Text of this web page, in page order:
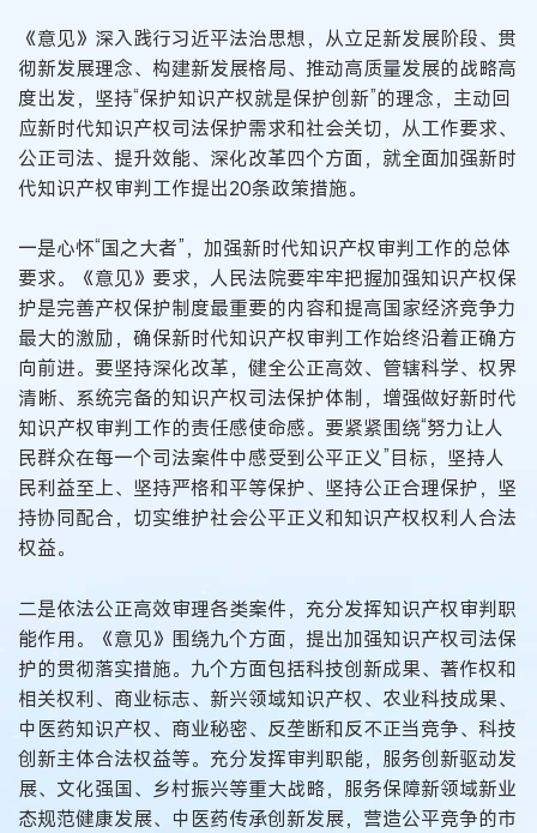
《意见》深入践行习近平法治思想，从立足新发展阶段、贯
彻新发展理念、构建新发展格局、推动高质量发展的战略高
度出发，坚持“保护知识产权就是保护创新”的理念，主动回
应新时代知识产权司法保护需求和社会关切，从工作要求、
公正司法、提升效能、深化改革四个方面，就全面加强新时
代知识产权审判工作提出20条政策措施。
一是心怀“国之大者”，加强新时代知识产权审判工作的总体
要求。《意见》要求，人民法院要牢牢把握加强知识产权保
护是完善产权保护制度最重要的内容和提高国家经济竞争力
最大的激励，确保新时代知识产权审判工作始终沿着正确方
向前进。要坚持深化改革，健全公正高效、管辖科学、权界
清晰、系统完备的知识产权司法保护体制，增强做好新时代
知识产权审判工作的责任感使命感。要紧紧围绕“努力让人
民群众在每一个司法案件中感受到公平正义”目标，坚持人
民利益至上、坚持严格和平等保护、坚持公正合理保护，坚
持协同配合，切实维护社会公平正义和知识产权权利人合法
权益。
二是依法公正高效审理各类案件，充分发挥知识产权审判职
能作用。《意见》围绕九个方面，提出加强知识产权司法保
护的贯彻落实措施。九个方面包括科技创新成果、著作权和
相关权利、商业标志、新兴领域知识产权、农业科技成果、
中医药知识产权、商业秘密、反垄断和反不正当竞争、科技
创新主体合法权益等。充分发挥审判职能，服务创新驱动发
展、文化强国、乡村振兴等重大战略，服务保障新领域新业
态规范健康发展、中医药传承创新发展，营造公平竞争的市